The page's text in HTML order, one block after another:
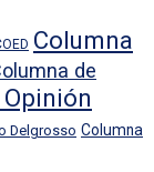
Columna
de
Delgrosso Columna